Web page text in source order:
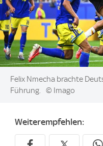
Image:
Felix Nmecha brachte
Führung.
© Imago
Weiterempfehlen: